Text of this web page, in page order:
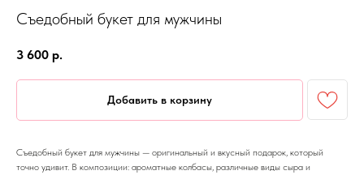
Съедобный букет для мужчины
3 600 р.
Добавить в корзину
Съедобный букет для мужчины — оригинальный и вкусный подарок, который
точно удивит. В композиции: ароматные колбасы, различные виды сыра и